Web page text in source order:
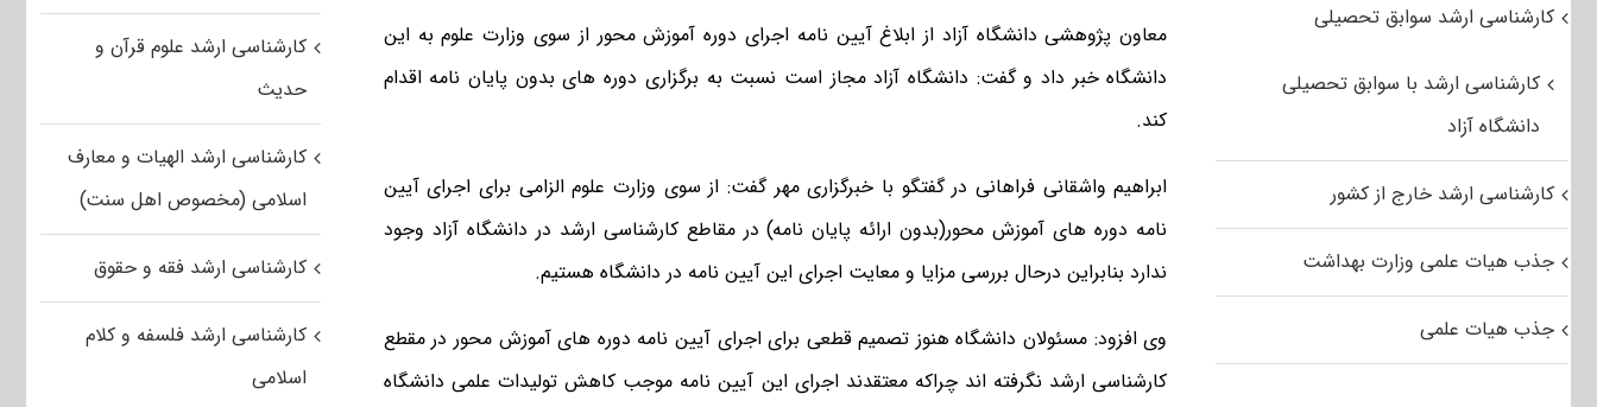
معاون پژوهشی دانشگاه آزاد از ابلاغ آیین نامه اجرای دوره آموزش محور از سوی وزارت علوم به این
دانشگاه خبر داد و گفت: دانشگاه آزاد مجاز است نسبت به برگزاری دوره های بدون پایان نامه اقدام
کند.
ابراهیم واشقانی فراهانی در گفتگو با خبرگزاری مهر گفت: از سوی وزارت علوم الزامی برای اجرای آیین
نامه دوره های آموزش محور(بدون ارائه پایان نامه) در مقاطع کارشناسی ارشد در دانشگاه آزاد وجود
ندارد بنابراین درحال بررسی مزایا و معایت اجرای این آیین نامه در دانشگاه هستیم.
وی افزود: مسئولان دانشگاه هنوز تصمیم قطعی برای اجرای آیین نامه دوره های آموزش محور در مقطع
کارشناسی ارشد نگرفته اند چراکه معتقدند اجرای این آیین نامه موجب کاهش تولیدات علمی دانشگاه
کارشناسی ارشد علوم قرآن و
حدیث
کارشناسی ارشد الهیات و معارف
اسلامی (مخصوص اهل سنت)
کارشناسی ارشد فقه و حقوق
کارشناسی ارشد فلسفه و کلام
اسلامی
کارشناسی ارشد سوابق تحصیلی
کارشناسی ارشد با سوابق تحصیلی
دانشگاه آزاد
کارشناسی ارشد خارج از کشور
جذب هیات علمی وزارت بهداشت
جذب هیات علمی